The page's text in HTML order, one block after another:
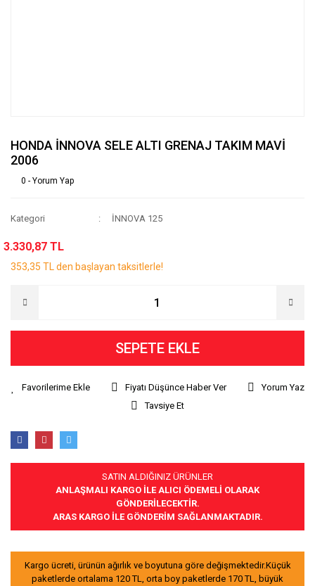
HONDA İNNOVA SELE ALTI GRENAJ TAKIM MAVİ
2006
0 - Yorum Yap
Kategori İNNOVA 125
3.330,87 TL
353,35 TL den başlayan taksitlerle!
SEPETE EKLE
Fiyatı Düşünce Haber Ver
Yorum Yaz
Tavsiye Et
SATIN ALDIĞINIZ ÜRÜNLER
ANLAŞMALI KARGO İLE ALICI ÖDEMELİ OLARAK
GÖNDERİLECEKTİR.
ARAS KARGO İLE GÖNDERİM SAĞLANMAKTADIR.
Kargo ücreti, ürünün ağırlık ve boyutuna göre değişmektedir.Küçük
paketlerde ortalama 120 TL, orta boy paketlerde 170 TL, büyük